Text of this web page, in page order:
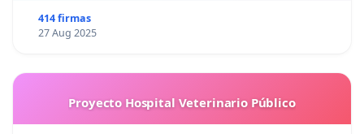
414 firmas
27 Aug 2025
Proyecto Hospital Veterinario Público